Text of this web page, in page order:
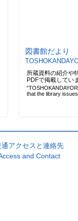
図書館だより
所蔵資料の紹介や
PDFで掲載してい
that the library issues.
アクセスと連絡先
and Contact